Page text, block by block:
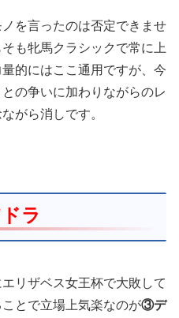
を言ったのは否定できませ
も牝馬クラシックで常に上
的にはここ通用ですが、今
の争いに加わりながらのレ
がら消しです。
ラ
リザベス女王杯で大敗して
とで立場上気楽なのが③デ